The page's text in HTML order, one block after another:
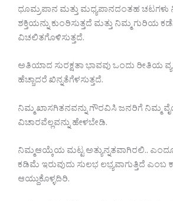
ಧೂಮ್ರಪಾನ ಮತ್ತು ಮಧ್ಯಪಾನದಂತಹ
ಶಕ್ತಿಯನ್ನು ಕುಂಠಿಸುತ್ತದೆ ಮತ್ತು ನಿಮ್ಮ ಗುರಿಯ
ವಿಚಲಿತಗೊಳಿಸುತ್ತದೆ.
ಅತಿಯಾದ ಸುರಕ್ಷತಾ ಭಾವವು ಒಂದು ರೀತಿಯ
ಹೆಚ್ಚಾದರೆ ಖಿನ್ನತೆಗೆಳಸುತ್ತದೆ.
ನಿಮ್ಮ ಖಾಸಗಿತನವನ್ನು ಗೌರವಿಸಿ ಜನರಿಗೆ ನಿಮ್ಮ
ವಿಚಾರವೆಲ್ಲವನ್ನು ಹೇಳಬೇಡಿ.
ನಿಮ್ಮಆಯ್ಕೆಯ ಮಟ್ಟ ಅತ್ಯುನ್ನತವಾಗಿರಲಿ..
ಕಡಿಮೆ ಇರುವುದು ಸುಲಭ ಲಭ್ಯವಾಗುತ್ತಿದೆ ಎಂಬ
ಆಯ್ದುಕೊಳ್ಳದಿರಿ.